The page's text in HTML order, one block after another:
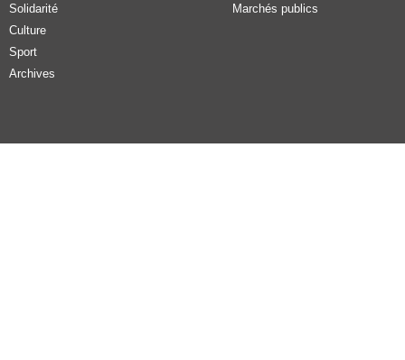
Solidarité
Culture
Sport
Archives
Marchés publics